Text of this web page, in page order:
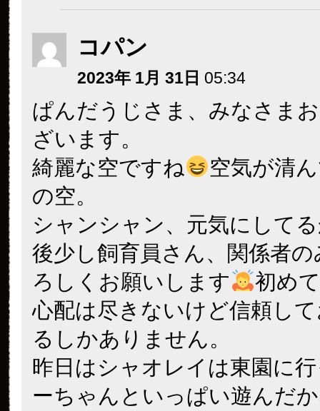
コパン
2023年 1月 31日 05:34
ぱんだうじさま、みなさま
ざいます。
綺麗な空ですね
空気が清
の空。
シャンシャン、元気にして
後少し飼育員さん、関係者
ろしくお願いします
初め
心配は尽きないけど信頼し
るしかありません。
昨日はシャオレイは東園に
ーちゃんといっぱい遊んだ